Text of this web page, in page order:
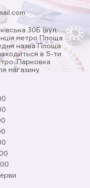
30Б (вул.
метро Площа
назва Площа
в 5-ти
Парковка
магазину.